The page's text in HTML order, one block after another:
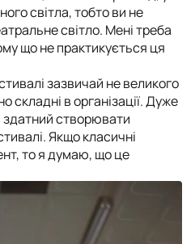
світла, тобто ви не
світло. Мені треба
що не практикується ця
зазвичай не великого
складні в організації. Дуже
здатний створювати
Якщо класичні
то я думаю, що це